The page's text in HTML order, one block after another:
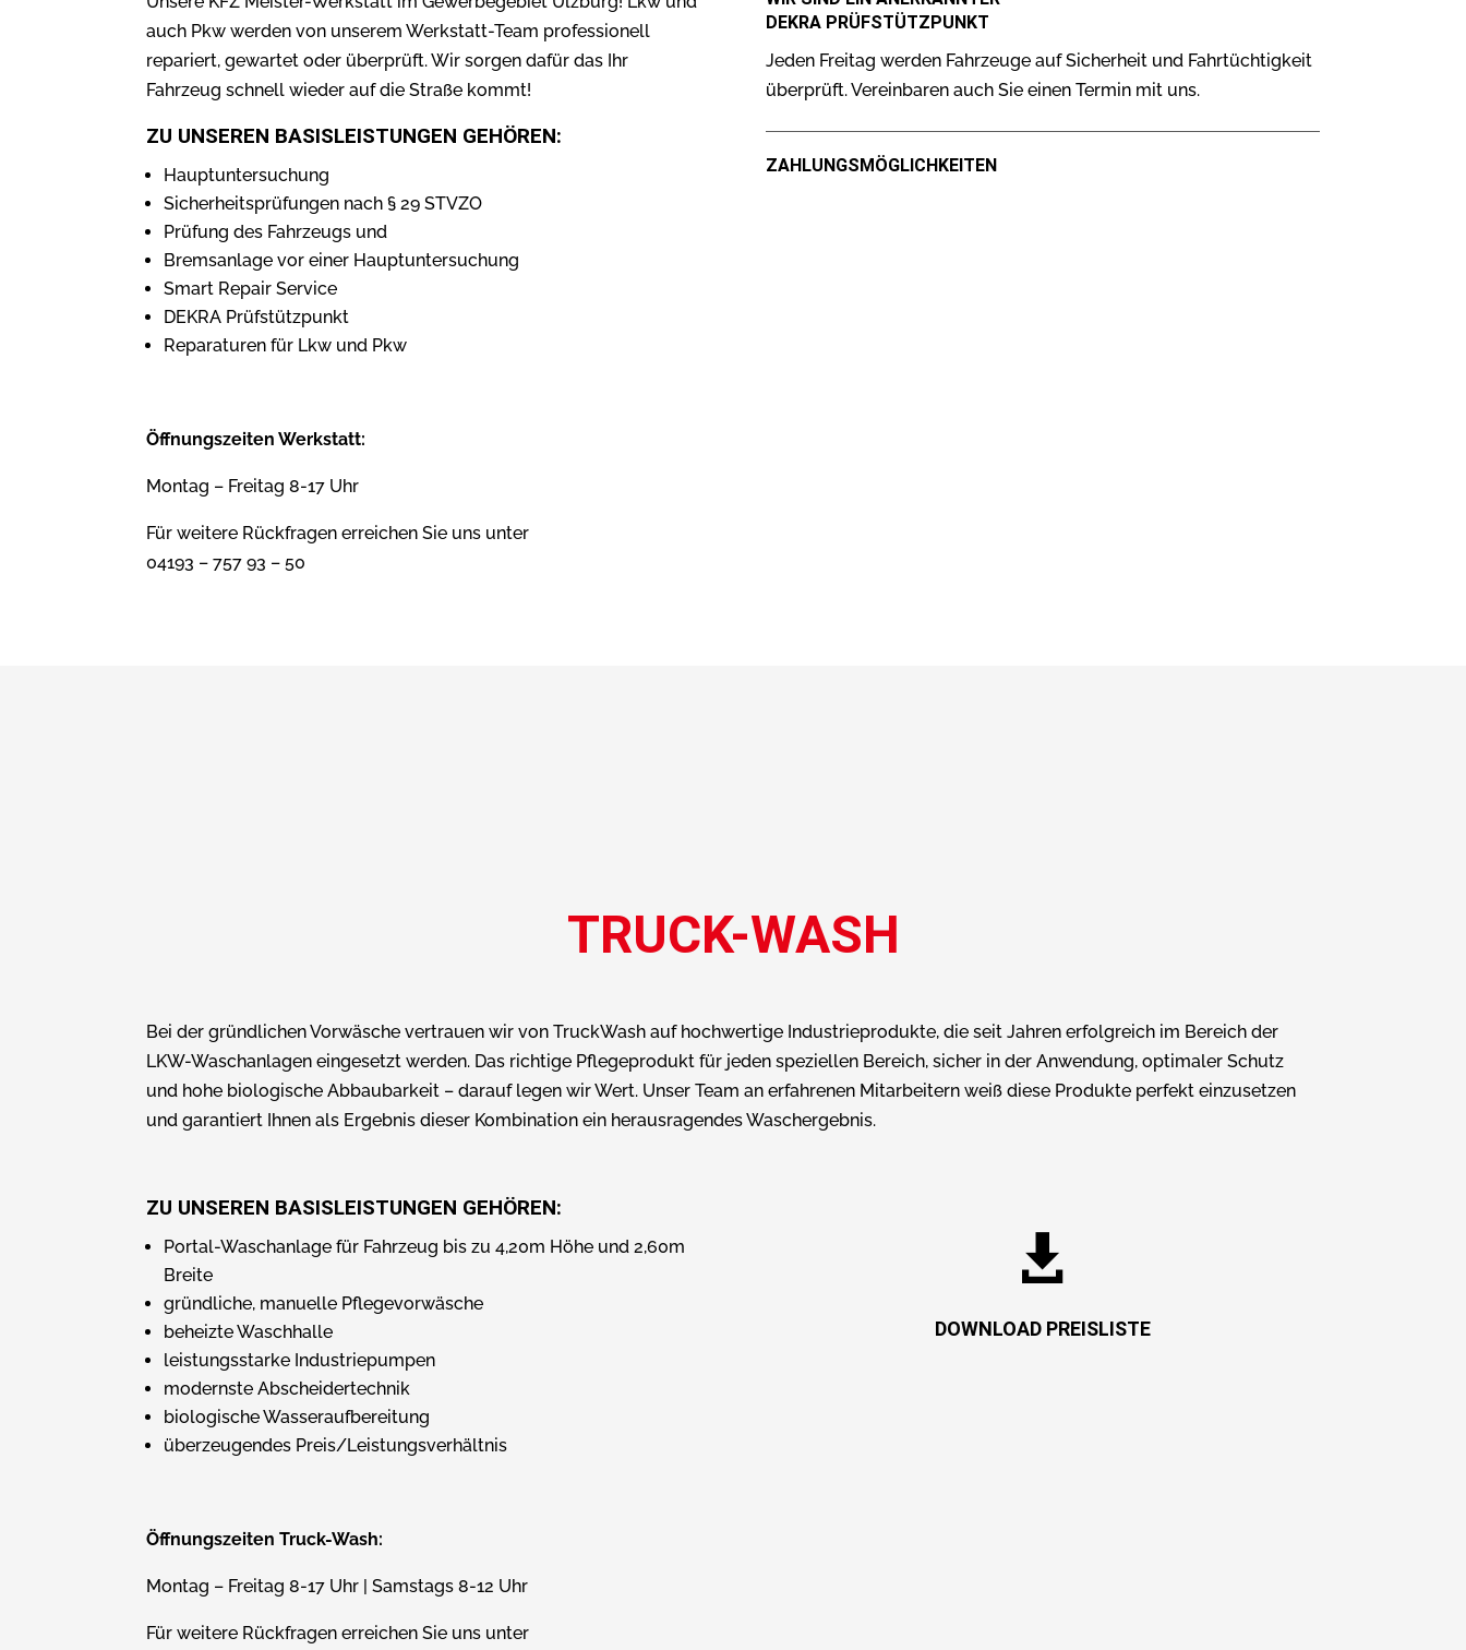
auch Pkw werden von unserem Werkstatt-Team professionell
repariert, gewartet oder überprüft. Wir sorgen dafür das Ihr
Fahrzeug schnell wieder auf die Straße kommt!
ZU UNSEREN BASISLEISTUNGEN GEHÖREN:
Hauptuntersuchung
Sicherheitsprüfungen nach § 29 STVZO
Prüfung des Fahrzeugs und
Bremsanlage vor einer Hauptuntersuchung
Smart Repair Service
DEKRA Prüfstützpunkt
Reparaturen für Lkw und Pkw
Öffnungszeiten Werkstatt:
Montag – Freitag 8-17 Uhr
Für weitere Rückfragen erreichen Sie uns unter
04193 – 757 93 – 50
DEKRA PRÜFSTÜTZPUNKT
Jeden Freitag werden Fahrzeuge auf Sicherheit und Fahrtüchtigkeit
überprüft. Vereinbaren auch Sie einen Termin mit uns.
ZAHLUNGSMÖGLICHKEITEN
TRUCK-WASH
Bei der gründlichen Vorwäsche vertrauen wir von TruckWash auf hochwertige Industrieprodukte, die seit Jahren erfolgreich im Bereich der
LKW-Waschanlagen eingesetzt werden. Das richtige Pflegeprodukt für jeden speziellen Bereich, sicher in der Anwendung, optimaler Schutz
und hohe biologische Abbaubarkeit – darauf legen wir Wert. Unser Team an erfahrenen Mitarbeitern weiß diese Produkte perfekt einzusetzen
und garantiert Ihnen als Ergebnis dieser Kombination ein herausragendes Waschergebnis.
ZU UNSEREN BASISLEISTUNGEN GEHÖREN:
Portal-Waschanlage für Fahrzeug bis zu 4,20m Höhe und 2,60m
Breite
gründliche, manuelle Pflegevorwäsche
beheizte Waschhalle
leistungsstarke Industriepumpen
modernste Abscheidertechnik
biologische Wasseraufbereitung
überzeugendes Preis/Leistungsverhältnis
Öffnungszeiten Truck-Wash:
Montag – Freitag 8-17 Uhr | Samstags 8-12 Uhr
Für weitere Rückfragen erreichen Sie uns unter

DOWNLOAD PREISLISTE